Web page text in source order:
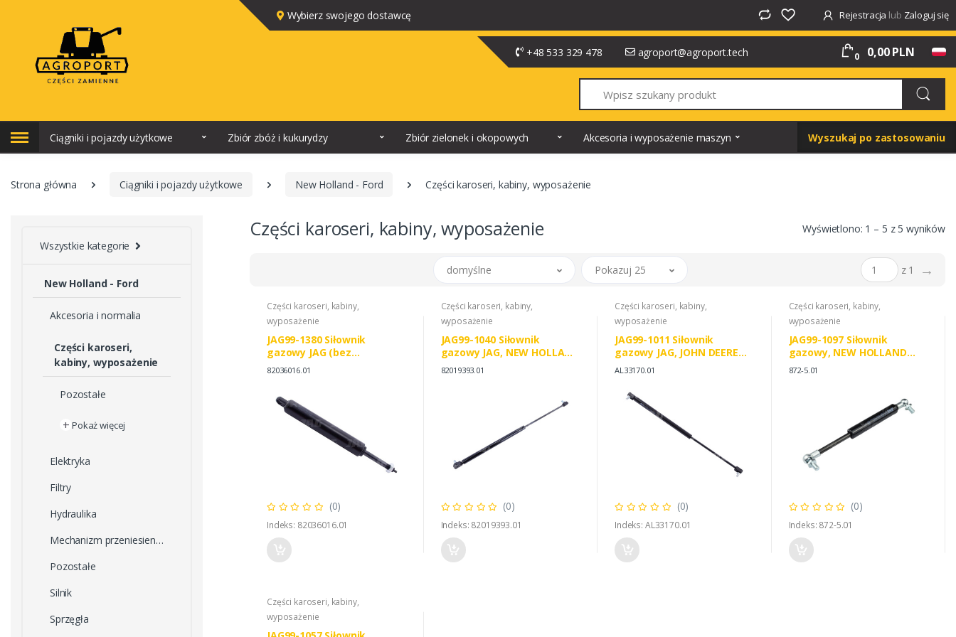
Wybierz swojego dostawcę Rejestracja lub Zaloguj się
+48 533 329 478 agroport@agroport.tech 0 0,00 PLN
Ciągniki i pojazdy użytkowe Zbiór zbóż i kukurydzy Zbiór zielonek i okopowych Akcesoria i wyposażenie maszyn Wyszukaj po zastosowaniu
Strona główna Ciągniki i pojazdy użytkowe New Holland - Ford Części karoseri, kabiny, wyposażenie
Wszystkie kategorie
New Holland - Ford
Akcesoria i normalia
Części karoseri,
kabiny, wyposażenie
Pozostałe
+ Pokaż więcej
Elektryka
Filtry
Hydraulika
Mechanizm przeniesienia napędu
Pozostałe
Silnik
Sprzęgła
Części karoseri, kabiny, wyposażenie Wyświetlono: 1 – 5 z 5 wyników
domyślne Pokazuj 25 z 1 →
Części karoseri, kabiny,
wyposażenie
JAG99-1380 Siłownik
gazowy JAG (bez
wyposażenia), NEW
HOLLAND 82036016
82036016.01
(0)
Indeks: 82036016.01
Części karoseri, kabiny,
wyposażenie
JAG99-1040 Siłownik
gazowy JAG, NEW HOLLAND
82019393 81865239
82019393.01
(0)
Indeks: 82019393.01
Części karoseri, kabiny,
wyposażenie
JAG99-1011 Siłownik
gazowy JAG, JOHN DEERE
AL33170 CNH 3225465R1
AL33170.01
(0)
Indeks: AL33170.01
Części karoseri, kabiny,
wyposażenie
JAG99-1097 Siłownik
gazowy, NEW HOLLAND
83952266 81878231
872-5.01
(0)
Indeks: 872-5.01
Części karoseri, kabiny,
wyposażenie